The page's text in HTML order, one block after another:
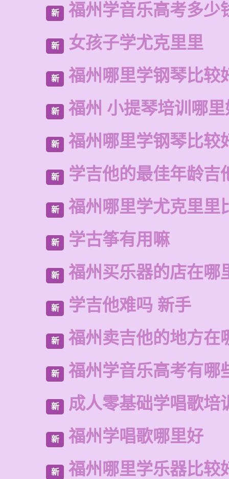
新 福州学音乐高考多少
新 女孩子学尤克里里
新 福州哪里学钢琴比较
新 福州 小提琴培训哪里
新 福州哪里学钢琴比较
新 学吉他的最佳年龄吉
新 福州哪里学尤克里里
新 学古筝有用嘛
新 福州买乐器的店在哪
新 学吉他难吗 新手
新 福州卖吉他的地方在
新 福州学音乐高考有哪
新 成人零基础学唱歌培
新 福州学唱歌哪里好
新 福州哪里学乐器比较